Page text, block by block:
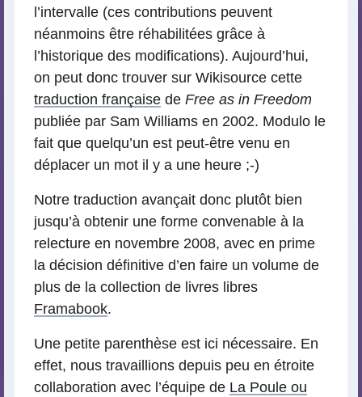
l’intervalle (ces contributions peuvent
néanmoins être réhabilitées grâce à
l’historique des modifications). Aujourd’hui,
on peut donc trouver sur Wikisource cette
traduction française de Free as in Freedom
publiée par Sam Williams en 2002. Modulo le
fait que quelqu’un est peut-être venu en
déplacer un mot il y a une heure ;-)
Notre traduction avançait donc plutôt bien
jusqu’à obtenir une forme convenable à la
relecture en novembre 2008, avec en prime
la décision définitive d’en faire un volume de
plus de la collection de livres libres
Framabook.
Une petite parenthèse est ici nécessaire. En
effet, nous travaillions depuis peu en étroite
collaboration avec l’équipe de La Poule ou